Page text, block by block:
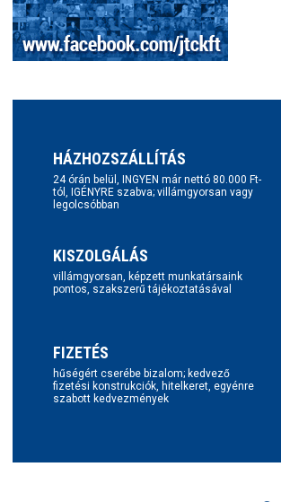
HÁZHOZSZÁLLÍTÁS
24 órán belül, INGYEN már nettó 80.000 Ft-
tól, IGÉNYRE szabva; villámgyorsan vagy
legolcsóbban
KISZOLGÁLÁS
villámgyorsan, képzett munkatársaink
pontos, szakszerű tájékoztatásával
FIZETÉS
hűségért cserébe bizalom; kedvező
fizetési konstrukciók, hitelkeret, egyénre
szabott kedvezmények